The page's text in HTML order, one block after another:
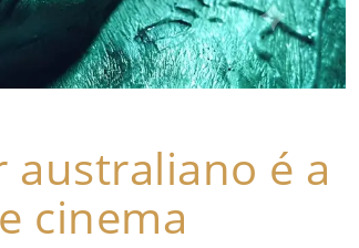
australiano é a
cinema